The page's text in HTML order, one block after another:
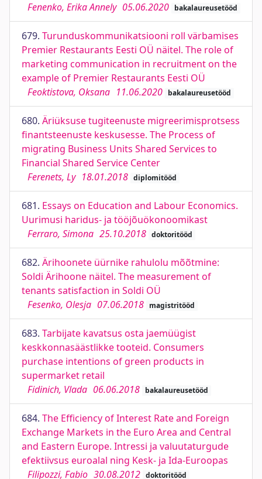
Fenenko, Erika Annely 05.06.2020 bakalaureusetööd
679. Turunduskommunikatsiooni roll värbamises
Premier Restaurants Eesti OÜ näitel. The role of
marketing communication in recruitment on the
example of Premier Restaurants Eesti OÜ
Feoktistova, Oksana 11.06.2020 bakalaureusetööd
680. Äriüksuse tugiteenuste migreerimisprotsess
finantsteenuste keskusesse. The Process of
migrating Business Units Shared Services to
Financial Shared Service Center
Ferenets, Ly 18.01.2018 diplomitööd
681. Essays on Education and Labour Economics.
Uurimusi haridus- ja tööjõuökonoomikast
Ferraro, Simona 25.10.2018 doktoritööd
682. Ärihoonete üürnike rahulolu mõõtmine:
Soldi Ärihoone näitel. The measurement of
tenants satisfaction in Soldi OÜ
Fesenko, Olesja 07.06.2018 magistritööd
683. Tarbijate kavatsus osta jaemüügist
keskkonnasäästlikke tooteid. Consumers
purchase intentions of green products in
supermarket retail
Fidinich, Vlada 06.06.2018 bakalaureusetööd
684. The Efficiency of Interest Rate and Foreign
Exchange Markets in the Euro Area and Central
and Eastern Europe. Intressi ja valuutaturgude
efektiivsus euroalal ning Kesk- ja Ida-Euroopas
Filipozzi, Fabio 30.08.2012 doktoritööd